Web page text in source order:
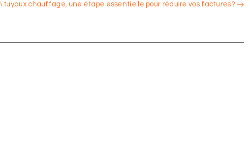
tuyaux chauffage, une étape essentielle pour réduire vos factures?